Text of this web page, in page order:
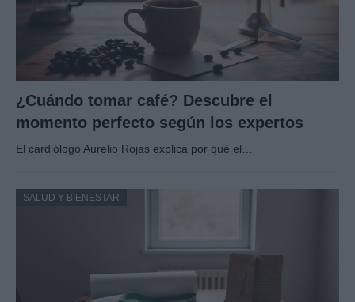
¿Cuándo tomar café? Descubre el
momento perfecto según los expertos
El cardiólogo Aurelio Rojas explica por qué el…
SALUD Y BIENESTAR